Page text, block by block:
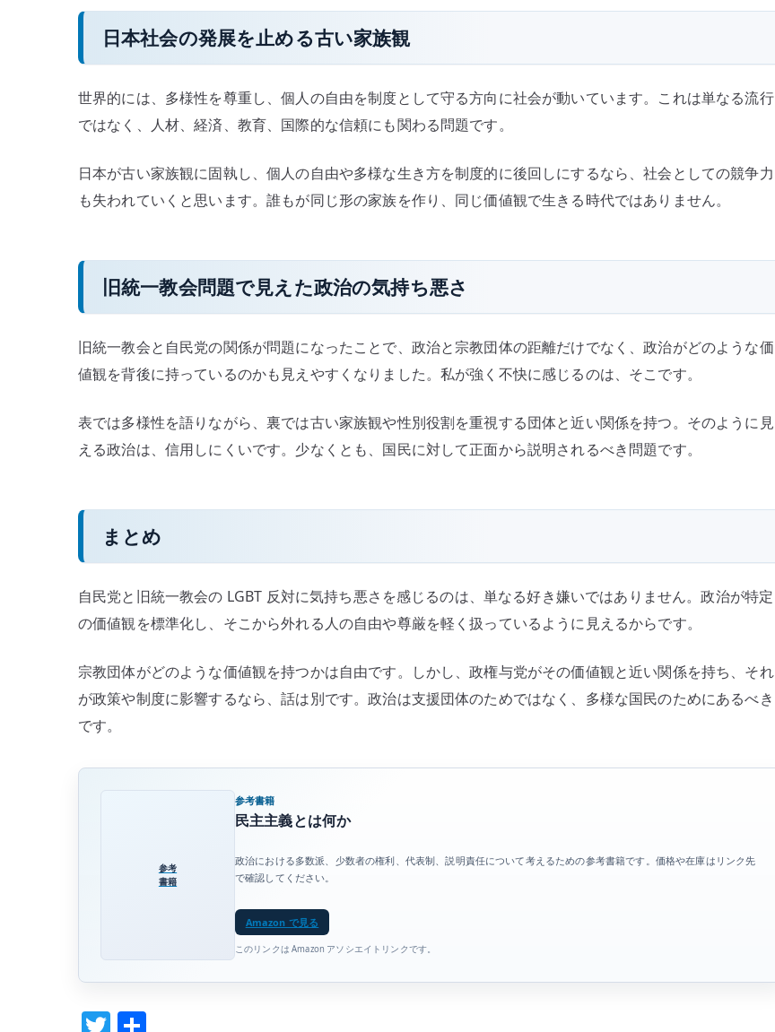
日本社会の発展を止める古い家族観
世界的には、多様性を尊重し、個人の自由を制度として守る方向に社会が動いています。これは単なる流行
ではなく、人材、経済、教育、国際的な信頼にも関わる問題です。
日本が古い家族観に固執し、個人の自由や多様な生き方を制度的に後回しにするなら、社会としての競争力
も失われていくと思います。誰もが同じ形の家族を作り、同じ価値観で生きる時代ではありません。
旧統一教会問題で見えた政治の気持ち悪さ
旧統一教会と自民党の関係が問題になったことで、政治と宗教団体の距離だけでなく、政治がどのような価
値観を背後に持っているのかも見えやすくなりました。私が強く不快に感じるのは、そこです。
表では多様性を語りながら、裏では古い家族観や性別役割を重視する団体と近い関係を持つ。そのように見
える政治は、信用しにくいです。少なくとも、国民に対して正面から説明されるべき問題です。
まとめ
自民党と旧統一教会の LGBT 反対に気持ち悪さを感じるのは、単なる好き嫌いではありません。政治が特定
の価値観を標準化し、そこから外れる人の自由や尊厳を軽く扱っているように見えるからです。
宗教団体がどのような価値観を持つかは自由です。しかし、政権与党がその価値観と近い関係を持ち、それ
が政策や制度に影響するなら、話は別です。政治は支援団体のためではなく、多様な国民のためにあるべき
です。
参考
書籍
参考書籍
民主主義とは何か
政治における多数派、少数者の権利、代表制、説明責任について考えるための参考書籍です。価格や在庫はリンク先
で確認してください。
Amazon で見る
このリンクは Amazon アソシエイトリンクです。